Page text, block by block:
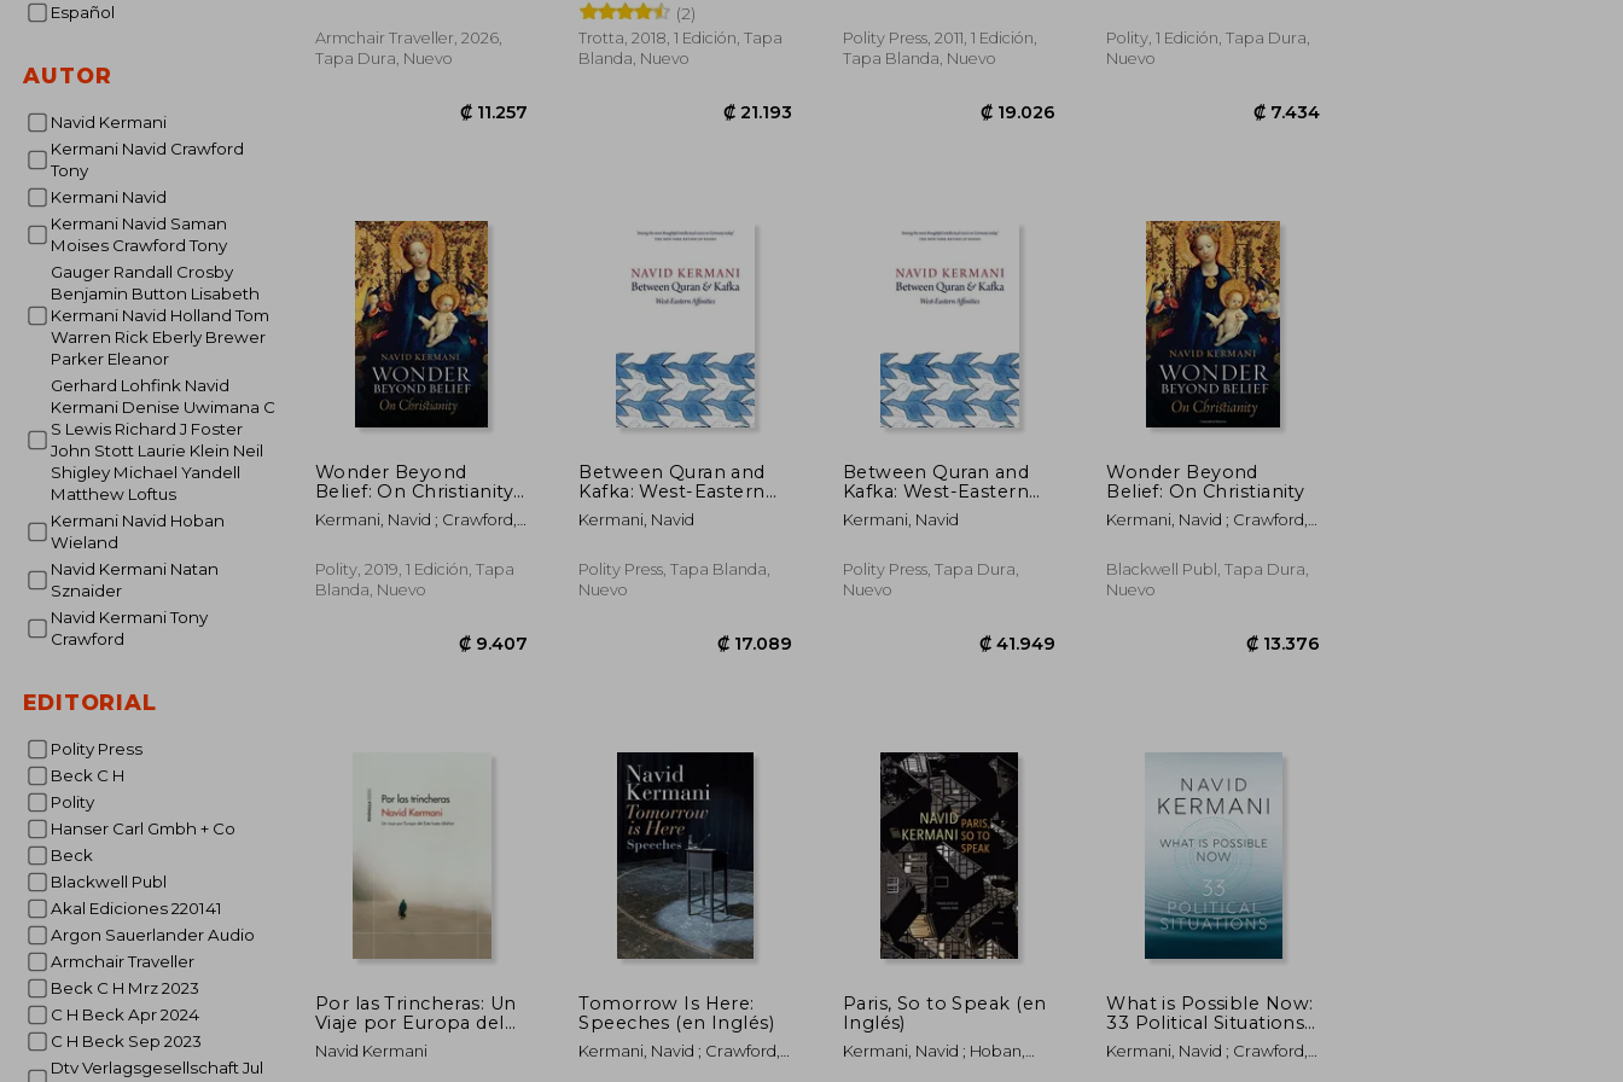
Español
AUTOR
Navid Kermani
Kermani Navid Crawford
Tony
Kermani Navid
Kermani Navid Saman
Moises Crawford Tony
Gauger Randall Crosby
Benjamin Button Lisabeth
Kermani Navid Holland Tom
Warren Rick Eberly Brewer
Parker Eleanor
Gerhard Lohfink Navid
Kermani Denise Uwimana C
S Lewis Richard J Foster
John Stott Laurie Klein Neil
Shigley Michael Yandell
Matthew Loftus
Kermani Navid Hoban
Wieland
Navid Kermani Natan
Sznaider
Navid Kermani Tony
Crawford
EDITORIAL
Polity Press
Beck C H
Polity
Hanser Carl Gmbh + Co
Beck
Blackwell Publ
Akal Ediciones 220141
Argon Sauerlander Audio
Armchair Traveller
Beck C H Mrz 2023
C H Beck Apr 2024
C H Beck Sep 2023
Dtv Verlagsgesellschaft Jul
Armchair Traveller, 2026,
Tapa Dura, Nuevo
(2)
Trotta, 2018, 1 Edición, Tapa
Blanda, Nuevo
Polity Press, 2011, 1 Edición,
Tapa Blanda, Nuevo
₡ 19.026
Polity, 1 Edición, Tapa Dura,
Nuevo
Wonder Beyond
Belief: On Christianity
(en Inglés)
Kermani, Navid ; Crawford,
Polity, 2019, 1 Edición, Tapa
Blanda, Nuevo
Between Quran and
Kafka: West-Eastern
Affinities (en Inglés)
Kermani, Navid
Polity Press, Tapa Blanda,
Nuevo
Between Quran and
Kafka: West-Eastern
Affinities (en Inglés)
Kermani, Navid
Polity Press, Tapa Dura,
Nuevo
₡ 41.949
Wonder Beyond
Belief: On Christianity
Kermani, Navid ; Crawford,
Blackwell Publ, Tapa Dura,
Nuevo
Por las Trincheras: Un
Viaje por Europa del
Este Hasta Isfahán
Navid Kermani
Tomorrow Is Here:
Speeches (en Inglés)
Kermani, Navid ; Crawford,
Paris, So to Speak (en
Inglés)
Kermani, Navid ; Hoban,
What is Possible Now:
33 Political Situations
(en Inglés)
Kermani, Navid ; Crawford,